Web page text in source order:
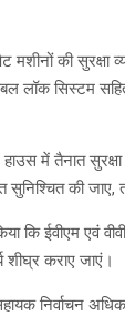
मशीनों की सुरक्षा
लॉक सिस्टम
हाउस में तैनात
सुनिश्चित की
कि ईवीएम एवं
कराए जाएं।
निर्वाचन